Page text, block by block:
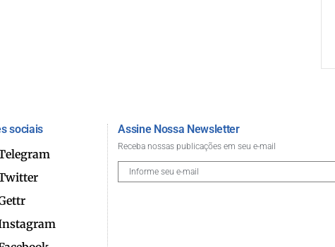
sociais Assine Nossa Newsletter
Receba nossas publicações em seu e-mail